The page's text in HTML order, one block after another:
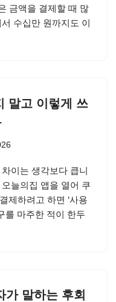
금액을 결제할 때 많
수십만 원까지도 이
말고 이렇게 쓰
이는 생각보다 큽니
늘의집 앱을 열어 쿠
제하려고 하면 ‘사용
를 마주한 적이 한두
가 말하는 후회